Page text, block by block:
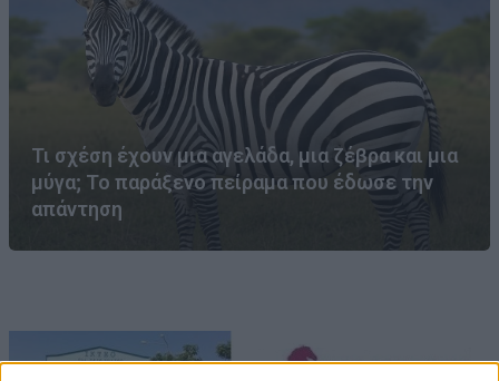
Τι σχέση έχουν μια αγελάδα, μια ζέβρα και μια
μύγα; Το παράξενο πείραμα που έδωσε την
απάντηση